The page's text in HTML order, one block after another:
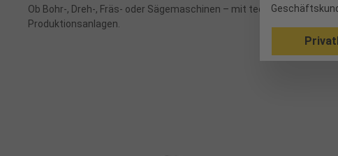
Ob Bohr-, Dreh-, Fräs- oder Sägemaschinen – mit technischem
Produktionsanlagen.